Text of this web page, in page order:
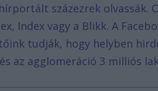
százezrek olvassák.
Index vagy a Blikk. A
tudják, hogy helyben
az agglomeráció 3 milliós